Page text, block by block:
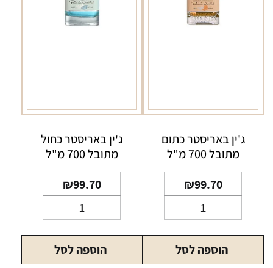
ג'ין באריסטר כתום
מתובל 700 מ"ל
₪99.70
של
ג'ין
באריסטר
הוספה לסל
ג'ין באריסטר כחול
מתובל 700 מ"ל
₪99.70
של
ג'ין
באריסטר
הוספה לסל